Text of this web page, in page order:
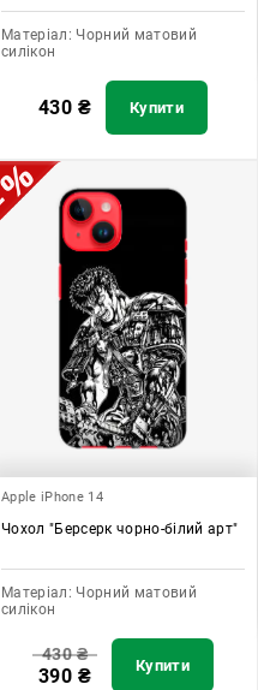
Матеріал: Чорний матовий
силікон
430 ₴ Купити
Apple iPhone 14
Чохол "Берсерк чорно-білий арт"
Матеріал: Чорний матовий
силікон
430₴
390 ₴ Купити